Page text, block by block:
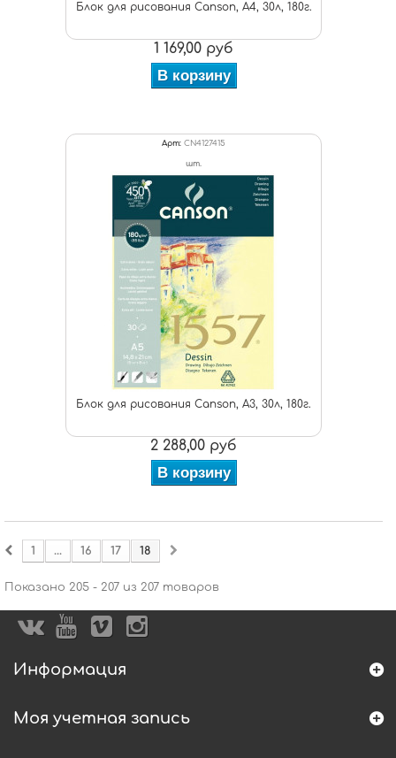
Блок для рисования Canson, А4, 30л, 180г.
1 169,00 руб
В корзину
Арт: CN4127415
шт.
Блок для рисования Canson, А3, 30л, 180г.
2 288,00 руб
В корзину
1 ... 16 17 18
Показано 205 - 207 из 207 товаров
Информация
Моя учетная запись